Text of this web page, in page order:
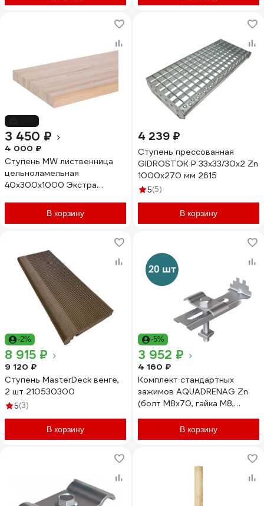
3 450 ₽
4 000 ₽
Ступень MW лиственница
цельноламельная
40x300x1000 Экстра
В корзину
4 239 ₽
Ступень прессованная
GIDROSTOK P 33х33/30х2 Zn
1000х270 мм 2615
5(5)
В корзину
-2%
8 915 ₽
9 120 ₽
Ступень MasterDeck венге,
2 шт 210530300
5(3)
В корзину
-5%
3 952 ₽
4 160 ₽
Комплект стандартных
зажимов AQUADRENAG Zn
(болт M8x70, гайка M8,
скоба) 20 шт 333388/20
В корзину